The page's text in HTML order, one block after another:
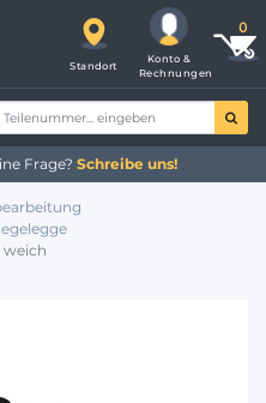
Standort
Konto &
Rechnungen
Frage? Schreibe uns!